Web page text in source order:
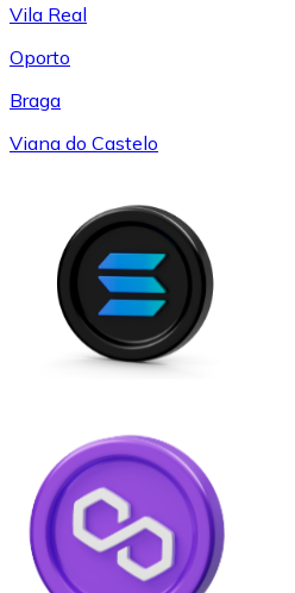
Vila Real
Oporto
Braga
Viana do Castelo